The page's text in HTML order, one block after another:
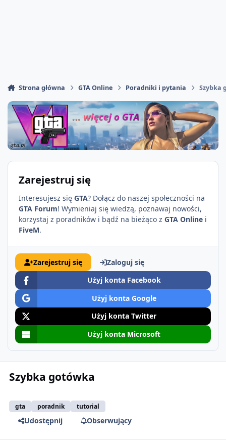
Strona główna GTA Online Poradniki i pytania Szybka
Zarejestruj się
Interesujesz się GTA? Dołącz do naszej społeczności na
GTA Forum! Wymieniaj się wiedzą, poznawaj nowości,
korzystaj z poradników i bądź na bieżąco z GTA Online i
FiveM.
Zarejestruj się
Zaloguj się
Użyj konta Facebook
Użyj konta Google
Użyj konta Twitter
Użyj konta Microsoft
Szybka gotówka
gta poradnik tutorial
Udostępnij Obserwujący